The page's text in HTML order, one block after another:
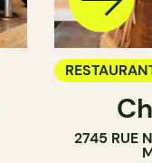
2745 RUE